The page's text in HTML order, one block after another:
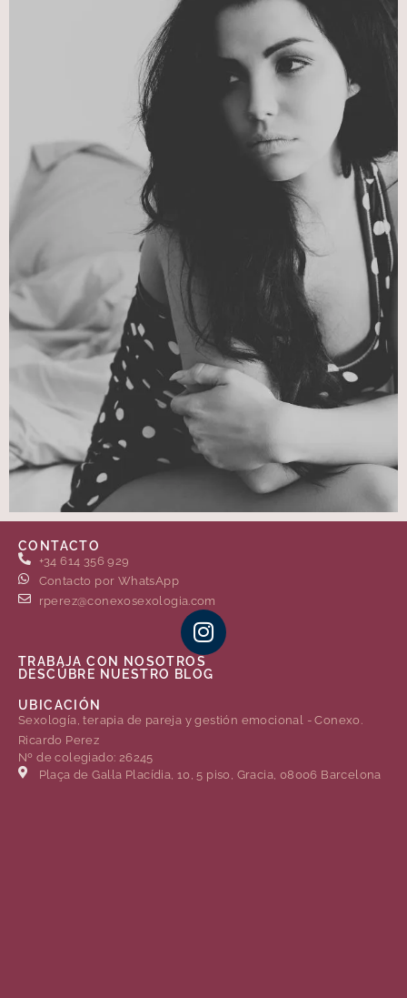
CONTACTO
+34 614 356 929
Contacto por WhatsApp
rperez@conexosexologia.com
TRABAJA CON NOSOTROS
DESCÚBRE NUESTRO BLOG
UBICACIÓN
Sexología, terapia de pareja y gestión emocional - Conexo.
Ricardo Perez
Nº de colegiado: 26245
Plaça de Gal·la Placídia, 10, 5 piso, Gracia, 08006 Barcelona